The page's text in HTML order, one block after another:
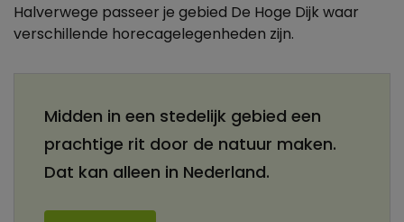
Halverwege passeer je gebied De Hoge Dijk waar
verschillende horecagelegenheden zijn.
Midden in een stedelijk gebied een
prachtige rit door de natuur maken.
Dat kan alleen in Nederland.